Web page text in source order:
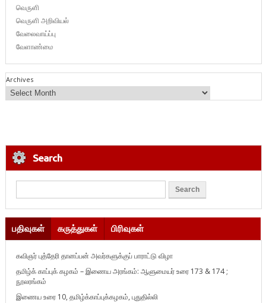
வெருளி
வெருளி அறிவியல்
வேலைவாய்ப்பு
வேளாண்மை
Archives
Search
பதிவுகள் கருத்துகள் பிரிவுகள்
கவிஞர் புத்தேரி தானப்பன் அவர்களுக்குப் பாராட்டு விழா
தமிழ்க் காப்புக் கழகம் – இணைய அரங்கம்: ஆளுமையர் உரை 173 & 174 ;
நூலரங்கம்
இணைய உரை 10, தமிழ்க்காப்புக்கழகம், புதுதில்லி